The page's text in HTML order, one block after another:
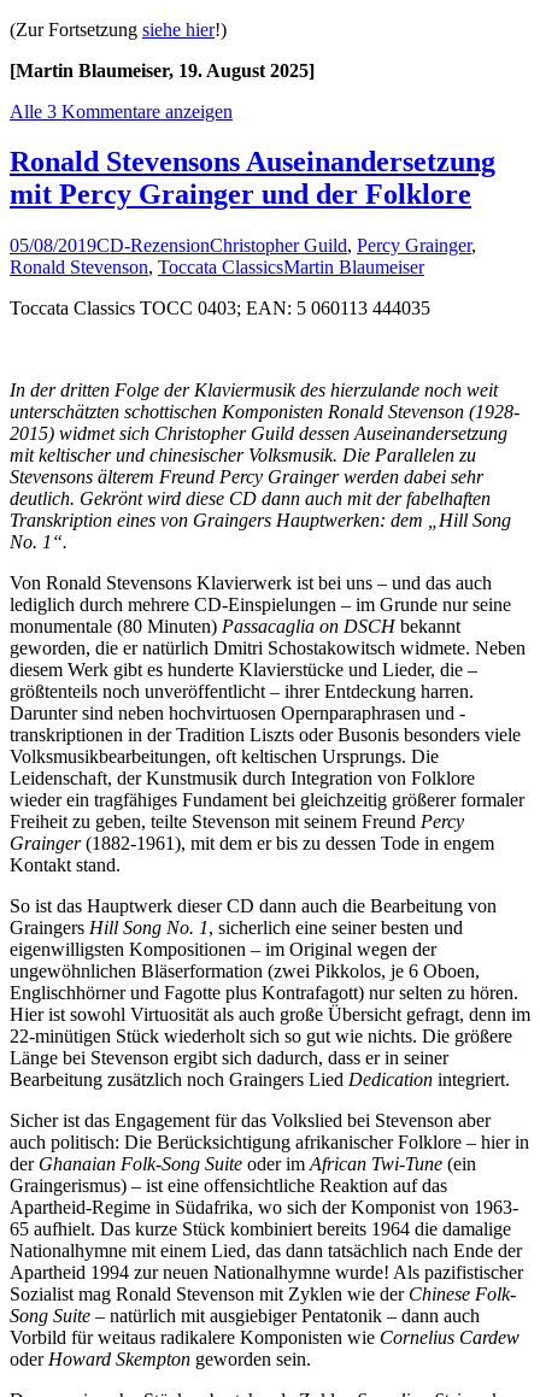
(Zur Fortsetzung siehe hier!)
[Martin Blaumeiser, 19. August 2025]
Alle 3 Kommentare anzeigen
Ronald Stevensons Auseinandersetzung
mit Percy Grainger und der Folklore
05/08/2019CD-RezensionChristopher Guild, Percy Grainger,
Ronald Stevenson, Toccata ClassicsMartin Blaumeiser
Toccata Classics TOCC 0403; EAN: 5 060113 444035
In der dritten Folge der Klaviermusik des hierzulande noch weit
unterschätzten schottischen Komponisten Ronald Stevenson (1928-
2015) widmet sich Christopher Guild dessen Auseinandersetzung
mit keltischer und chinesischer Volksmusik. Die Parallelen zu
Stevensons älterem Freund Percy Grainger werden dabei sehr
deutlich. Gekrönt wird diese CD dann auch mit der fabelhaften
Transkription eines von Graingers Hauptwerken: dem „Hill Song
No. 1“.
Von Ronald Stevensons Klavierwerk ist bei uns – und das auch
lediglich durch mehrere CD-Einspielungen – im Grunde nur seine
monumentale (80 Minuten) Passacaglia on DSCHbekannt
geworden, die er natürlich Dmitri Schostakowitsch widmete. Neben
diesem Werk gibt es hunderte Klavierstücke und Lieder, die –
größtenteils noch unveröffentlicht – ihrer Entdeckung harren.
Darunter sind neben hochvirtuosen Opernparaphrasen und -
transkriptionen in der Tradition Liszts oder Busonis besonders viele
Volksmusikbearbeitungen, oft keltischen Ursprungs. Die
Leidenschaft, der Kunstmusik durch Integration von Folklore
wieder ein tragfähiges Fundament bei gleichzeitig größerer formaler
Freiheit zu geben, teilte Stevenson mit seinem Freund Percy
Grainger(1882-1961), mit dem er bis zu dessen Tode in engem
Kontakt stand.
So ist das Hauptwerk dieser CD dann auch die Bearbeitung von
Graingers Hill Song No. 1, sicherlich eine seiner besten und
eigenwilligsten Kompositionen – im Original wegen der
ungewöhnlichen Bläserformation (zwei Pikkolos, je 6 Oboen,
Englischhörner und Fagotte plus Kontrafagott) nur selten zu hören.
Hier ist sowohl Virtuosität als auch große Übersicht gefragt, denn im
22-minütigen Stück wiederholt sich so gut wie nichts. Die größere
Länge bei Stevenson ergibt sich dadurch, dass er in seiner
Bearbeitung zusätzlich noch Graingers Lied Dedication integriert.
Sicher ist das Engagement für das Volkslied bei Stevenson aber
auch politisch: Die Berücksichtigung afrikanischer Folklore – hier in
der Ghanaian Folk-Song Suite oder im African Twi-Tune (ein
Graingerismus) – ist eine offensichtliche Reaktion auf das
Apartheid-Regime in Südafrika, wo sich der Komponist von 1963-
65 aufhielt. Das kurze Stück kombiniert bereits 1964 die damalige
Nationalhymne mit einem Lied, das dann tatsächlich nach Ende der
Apartheid 1994 zur neuen Nationalhymne wurde! Als pazifistischer
Sozialist mag Ronald Stevenson mit Zyklen wie der Chinese Folk-
Song Suite – natürlich mit ausgiebiger Pentatonik – dann auch
Vorbild für weitaus radikalere Komponisten wie Cornelius Cardew
oder Howard Skempton geworden sein.